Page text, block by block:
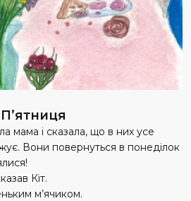
П’ятниця
мама і сказала, що в них усе
Вони повернуться в понеділок
Кіт.
м’ячиком.